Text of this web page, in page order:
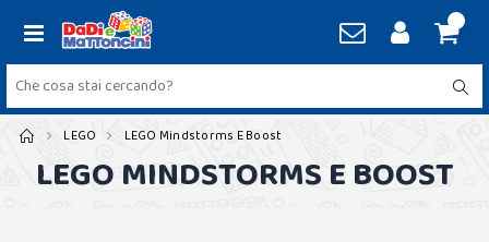
LEGO LEGO Mindstorms E Boost
LEGO MINDSTORMS E BOOST